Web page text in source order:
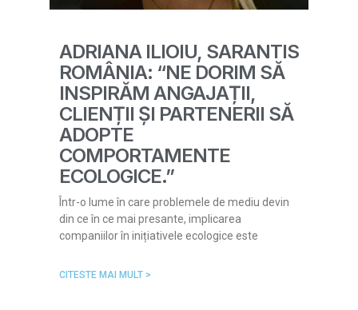
ADRIANA ILIOIU, SARANTIS
ROMÂNIA: “NE DORIM SĂ
INSPIRĂM ANGAJAȚII,
CLIENȚII ȘI PARTENERII SĂ
ADOPTE
COMPORTAMENTE
ECOLOGICE.”
Într-o lume în care problemele de mediu devin
din ce în ce mai presante, implicarea
companiilor în inițiativele ecologice este
CITESTE MAI MULT >